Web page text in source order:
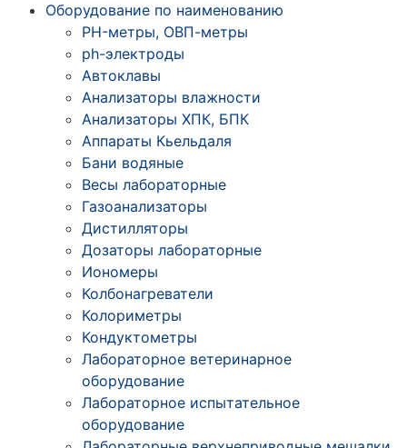
Оборудование по наименованию
PH-метры, ОВП-метры
ph-электроды
Автоклавы
Анализаторы влажности
Анализаторы ХПК, БПК
Аппараты Кьельдаля
Бани водяные
Весы лабораторные
Газоанализаторы
Дистилляторы
Дозаторы лабораторные
Иономеры
Колбонагреватели
Колориметры
Кондуктометры
Лабораторное ветеринарное
оборудование
Лабораторное испытательное
оборудование